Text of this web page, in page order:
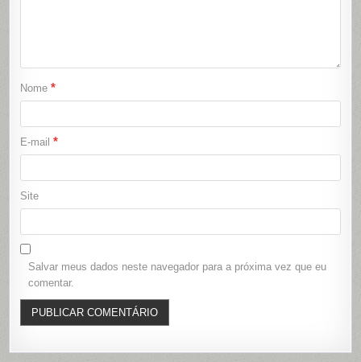
Nome*
E-mail*
Site
Salvar meus dados neste navegador para a próxima vez que eu
comentar.